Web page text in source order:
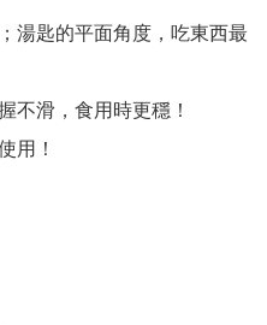
湯匙的平面角度，吃東西最
不滑，食用時更穩！
用！